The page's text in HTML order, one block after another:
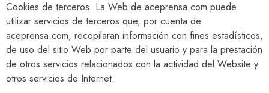
Cookies de terceros: La Web de aceprensa.com puede
utilizar servicios de terceros que, por cuenta de
aceprensa.com, recopilaran información con fines estadísticos,
de uso del sitio Web por parte del usuario y para la prestación
de otros servicios relacionados con la actividad del Website y
otros servicios de Internet.